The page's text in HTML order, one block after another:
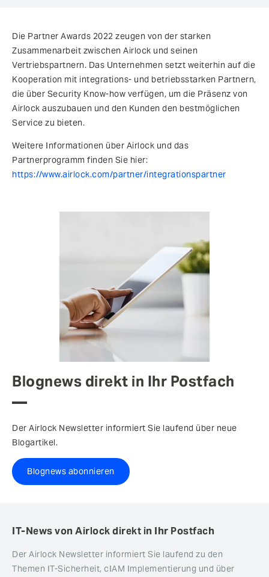
Die Partner Awards 2022 zeugen von der starken
Zusammenarbeit zwischen Airlock und seinen
Vertriebspartnern. Das Unternehmen setzt weiterhin auf die
Kooperation mit integrations- und betriebsstarken Partnern,
die über Security Know-how verfügen, um die Präsenz von
Airlock auszubauen und den Kunden den bestmöglichen
Service zu bieten.
Weitere Informationen über Airlock und das
Partnerprogramm finden Sie hier:
https://www.airlock.com/partner/integrationspartner
Blognews direkt in Ihr Postfach
Der Airlock Newsletter informiert Sie laufend über neue
Blogartikel.
Blognews abonnieren
IT-News von Airlock direkt in Ihr Postfach
Der Airlock Newsletter informiert Sie laufend zu den
Themen IT-Sicherheit, cIAM Implementierung und über